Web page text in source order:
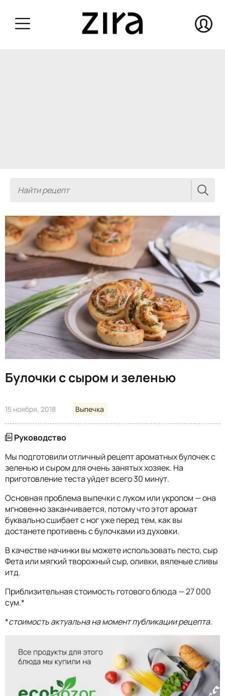
Булочки с сыром и зеленью
15 ноября, 2018 Выпечка
Руководство
Мы подготовили отличный рецепт ароматных булочек с
зеленью и сыром для очень занятых хозяек. На
приготовление теста уйдет всего 30 минут.
Основная проблема выпечки с луком или укропом — она
мгновенно заканчивается, потому что этот аромат
буквально сшибает с ног уже перед тем, как вы
достанете противень с булочками из духовки.
В качестве начинки вы можете использовать песто, сыр
Фета или мягкий творожный сыр, оливки, вяленые сливы
итд.
Приблизительная стоимость готового блюда — 27 000
сум.*
*стоимость актуальна на момент публикации рецепта.